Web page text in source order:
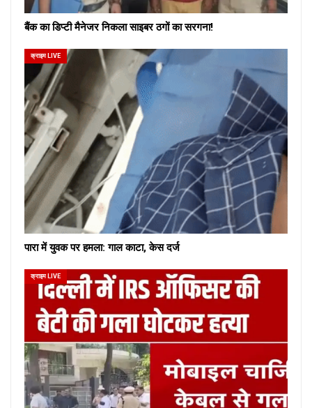
बैंक का डिप्टी मैनेजर निकला साइबर ठगों का सरगना!
क्राइम LIVE
पारा में युवक पर हमला: गाल काटा, केस दर्ज
क्राइम LIVE